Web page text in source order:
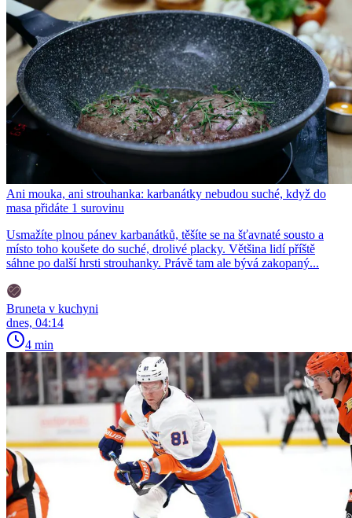
Ani mouka, ani strouhanka: karbanátky nebudou suché, když do
masa přidáte 1 surovinu
Usmažíte plnou pánev karbanátků, těšíte se na šťavnaté sousto a
místo toho koušete do suché, drolivé placky. Většina lidí příště
sáhne po další hrsti strouhanky. Právě tam ale bývá zakopaný...
Bruneta v kuchyni
dnes, 04:14
4 min